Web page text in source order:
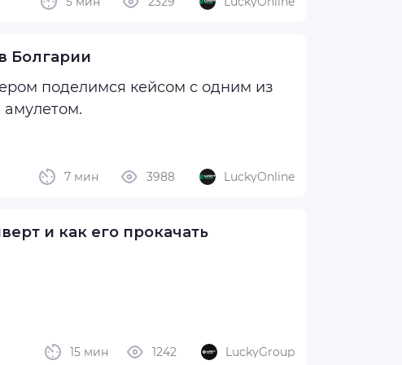
Болгарии
поделимся кейсом с одним из
что рассказать (кстати, делать это он будет в том числе в своем молодом ...
7 мин 3988 LuckyOnline
и как его прокачать
15 мин 1242 LuckyGroup